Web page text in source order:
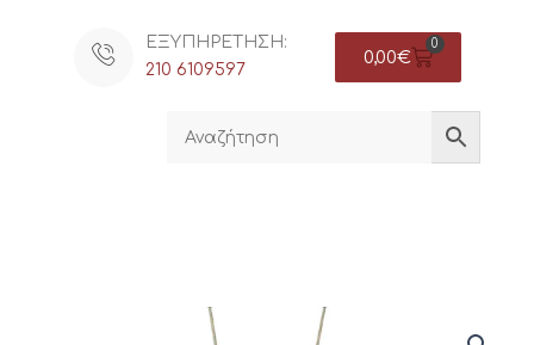
ΕΞΥΠΗΡΕΤΗΣΗ:
210 6109597
0,00€
0